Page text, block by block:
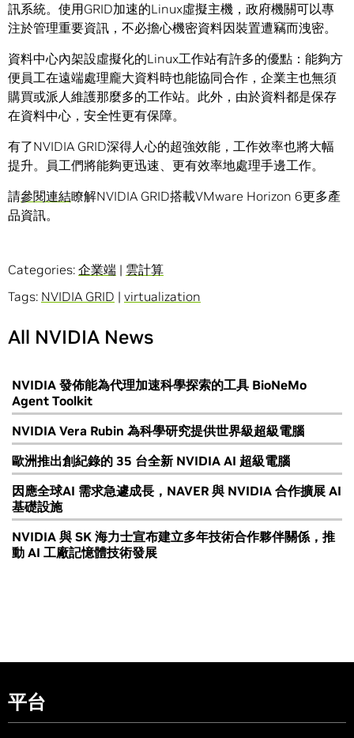
訊系統。使用GRID加速的Linux虛擬主機，政府機關可以專
注於管理重要資訊，不必擔心機密資料因裝置遭竊而洩密。
資料中心內架設虛擬化的Linux工作站有許多的優點：能夠方
便員工在遠端處理龐大資料時也能協同合作，企業主也無須
購買或派人維護那麼多的工作站。此外，由於資料都是保存
在資料中心，安全性更有保障。
有了NVIDIA GRID深得人心的超強效能，工作效率也將大幅
提升。員工們將能夠更迅速、更有效率地處理手邊工作。
請參閱連結瞭解NVIDIA GRID搭載VMware Horizon 6更多產
品資訊。
Categories: 企業端 | 雲計算
Tags: NVIDIA GRID | virtualization
All NVIDIA News
NVIDIA 發佈能為代理加速科學探索的工具 BioNeMo
Agent Toolkit
NVIDIA Vera Rubin 為科學研究提供世界級超級電腦
歐洲推出創紀錄的 35 台全新 NVIDIA AI 超級電腦
因應全球AI 需求急遽成長，NAVER 與 NVIDIA 合作擴展 AI
基礎設施
NVIDIA 與 SK 海力士宣布建立多年技術合作夥伴關係，推
動 AI 工廠記憶體技術發展
平台